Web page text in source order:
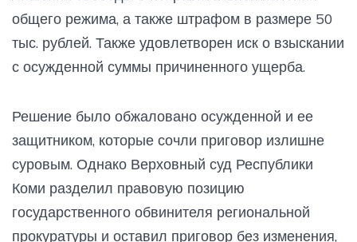
общего режима, а также штрафом в размере 50
тыс. рублей. Также удовлетворен иск о взыскании
с осужденной суммы причиненного ущерба.
Решение было обжаловано осужденной и ее
защитником, которые сочли приговор излишне
суровым. Однако Верховный суд Республики
Коми разделил правовую позицию
государственного обвинителя региональной
прокуратуры и оставил приговор без изменения,